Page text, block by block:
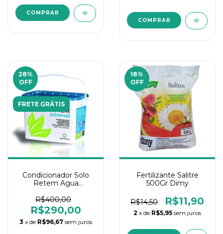
28%
OFF
FRETE GRÁTIS
Condicionador Solo
Retem Agua
Nutrientes 1kg
R$400,00
R$290,00
3 x de R$96,67 sem juros
18%
OFF
Fertilizante Salitre
500Gr Dimy
R$14,50 R$11,90
2 x de R$5,95 sem juros